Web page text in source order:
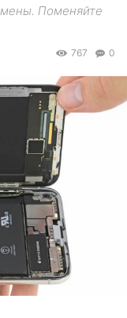
Поменяйте
0
767